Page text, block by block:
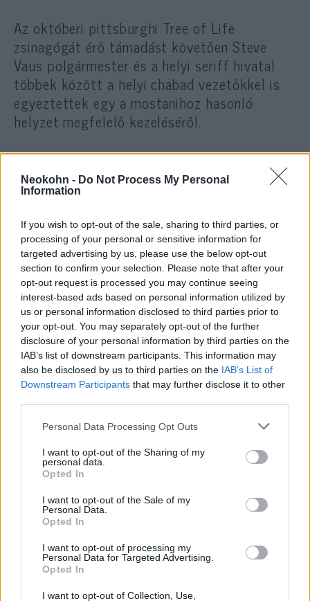
Neokohn - Do Not Process My Personal
Information
If you wish to opt-out of the sale, sharing to third parties, or
processing of your personal or sensitive information for
targeted advertising by us, please use the below opt-out
section to confirm your selection. Please note that after your
opt-out request is processed you may continue seeing
interest-based ads based on personal information utilized by
us or personal information disclosed to third parties prior to
your opt-out. You may separately opt-out of the further
disclosure of your personal information by third parties on the
IAB’s list of downstream participants. This information may
also be disclosed by us to third parties on the IAB’s List of
Downstream Participants that may further disclose it to other
Please note that this website/app uses one or more Google
not limited to your visit or usage behaviour. You may click to
grant or deny consent to Google and its third-party tags to
use your data for below specified purposes in below Google
consent section.
Personal Data Processing Opt Outs
I want to opt-out of the Sharing of my
personal data.
Opted In
I want to opt-out of the Sale of my
Personal Data.
Opted In
I want to opt-out of processing my
Personal Data for Targeted Advertising.
Opted In
I want to opt-out of Collection, Use,
Az októberi pittsburghi Tree of Life
zsinagógát érő támadást követően Steve
Vaus polgármester és a helyi seriff hivatal
többek között a helyi chabad vezetőkkel is
egyeztettek egy a mostanihoz hasonló
helyzet megfelelő kezeléséről.
„Megemlékeztünk a Tree of Life zsinagóga
áldozatairól, majd tanácsokkal láttuk el őket,
mi a teendő, ha a gyűlölet bekopog az ajtón.”
— nyilatkozta Vaus a JTA-nak.
„Ha el tudnak futni, fussanak el; ha el tudnak
bújni, bújjanak el; ha viszont egyikre sincs
lehetőség, támadjanak a támadóra.”
A polgármester hozzátette, a powayi
lövöldözés során mindezt gyakorlatba
ültették a vezetők, és nincs kétsége afelől,
hogy ezzel számos életet meg is mentettek.
A powayi támadást, ami majdnem pontosan 6
hónappal követte a pittsburgi vérfürdőt,
gyűlölet-bűncselekményként kezelik. A 19
éves elkövetőt, John Earnestet egy rendbeli
gyilkossággal, és három rendbeli gyilkossági
kísérlettel vádolják.